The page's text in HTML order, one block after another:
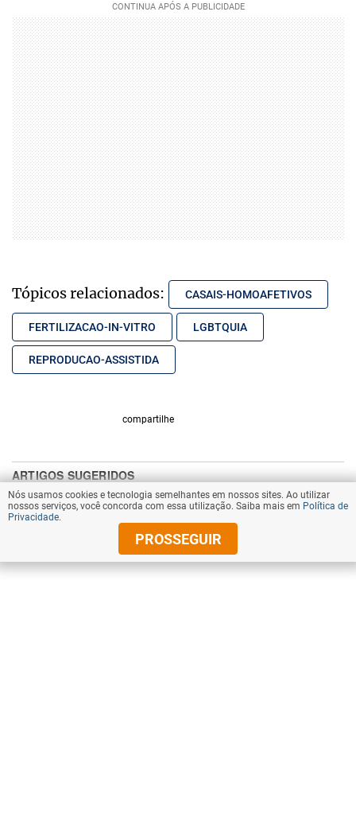
Tópicos relacionados: CASAIS-HOMOAFETIVOS
FERTILIZACAO-IN-VITRO LGBTQUIA
REPRODUCAO-ASSISTIDA
compartilhe
Nós usamos cookies e tecnologia semelhantes em nossos sites. Ao utilizar
nossos serviços, você concorda com essa utilização. Saiba mais em Política de
Privacidade.
PROSSEGUIR